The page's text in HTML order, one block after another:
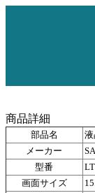
商品詳細
部品名
メーカー
型番
画面サイズ